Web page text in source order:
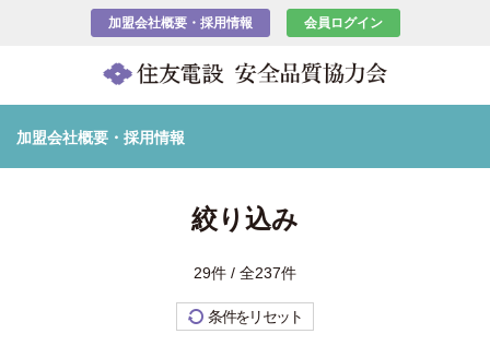
加盟会社概要・採用情報 会員ログイン
加盟会社概要・採用情報
絞り込み
29件 / 全237件
条件をリセット